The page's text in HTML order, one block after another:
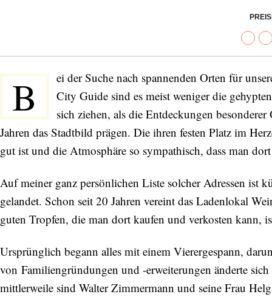
B
ei der Suche nach spannenden Orten für
City Guide sind es meist weniger die
sich ziehen, als die Entdeckungen
Jahren das Stadtbild prägen. Die ihren festen Platz im
gut ist und die Atmosphäre so sympathisch, dass man
Auf meiner ganz persönlichen Liste solcher Adressen ist
gelandet. Schon seit 20 Jahren vereint das Ladenlokal
guten Tropfen, die man dort kaufen und verkosten kann,
Ursprünglich begann alles mit einem Vierergespann,
von Familiengründungen und -erweiterungen änderte
mittlerweile sind Walter Zimmermann und seine Frau